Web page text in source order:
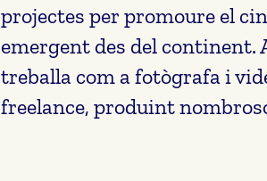
projectes per promoure el
emergent des del continent.
treballa com a fotògrafa i
freelance, produint